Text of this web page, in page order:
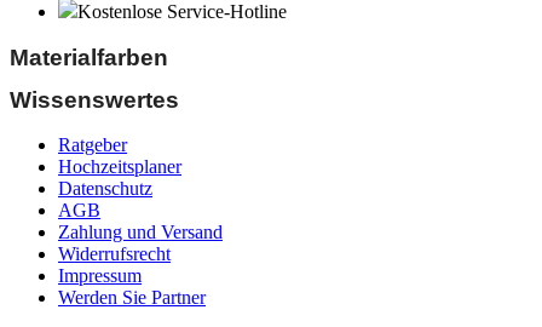
Kostenlose Service-Hotline
Materialfarben
Wissenswertes
Ratgeber
Hochzeitsplaner
Datenschutz
AGB
Zahlung und Versand
Widerrufsrecht
Impressum
Werden Sie Partner